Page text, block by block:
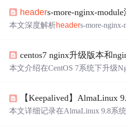
headers-more-nginx-module深度解析：5
本文深度解析headers-more-
景：企业安全加固、微服务API网
化、A/B测试头控制、请求头标准
centos7 nginx升级版本和
本文介绍在CentOS 7系统下升级
本信息泄漏问题，通过headers-
合server_tokens off、more_clear_
本文详细记录在AlmaLinux 9.8系